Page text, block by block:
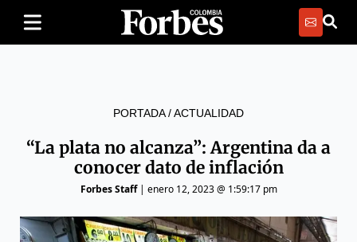
PORTADA/ACTUALIDAD
“La plata no alcanza”: Argentina da a
conocer dato de inflación
Forbes Staff| enero 12, 2023 @ 1:59:17 pm